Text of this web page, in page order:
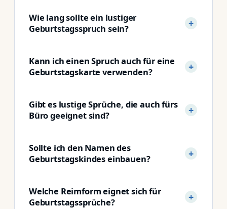
Wie lang sollte ein lustiger
Geburtstagsspruch sein?
Kann ich einen Spruch auch für eine
Geburtstagskarte verwenden?
Gibt es lustige Sprüche, die auch fürs
Büro geeignet sind?
Sollte ich den Namen des
Geburtstagskindes einbauen?
Welche Reimform eignet sich für
Geburtstagssprüche?